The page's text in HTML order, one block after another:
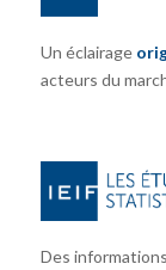
Un éclairage
acteurs du
Des informations